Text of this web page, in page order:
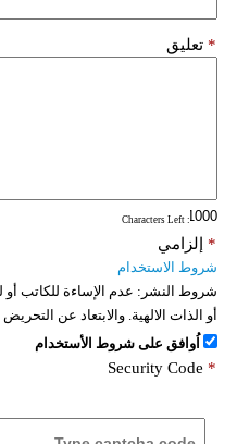
تعليق *
: Characters Left
إلزامي *
شروط الاستخدام
شروط النشر: عدم الإساءة للكاتب
أو الذات الالهية. والابتعاد عن
اُوافق على شروط الأستخدام
Security Code *